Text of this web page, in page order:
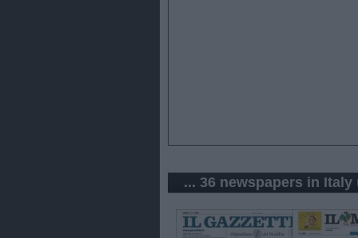
... 36 newspapers in Italy